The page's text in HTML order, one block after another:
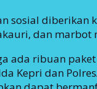
sosial diberikan
dan marbot
ada ribuan
Kepri dan